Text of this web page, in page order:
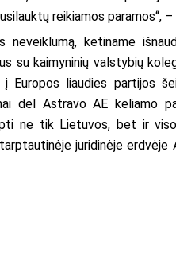
reikiamos paramos“,
neveiklumą, ketiname
su kaimyninių valstybių
į Europos liaudies partijos
dėl Astravo AE keliamo
ne tik Lietuvos, bet ir
juridinėje